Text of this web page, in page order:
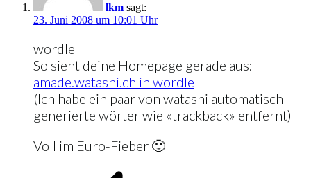
lkm sagt:
23. Juni 2008 um 10:01 Uhr
wordle
So sieht deine Homepage gerade aus:
amade.watashi.ch in wordle
(Ich habe ein paar von watashi automatisch
generierte wörter wie «trackback» entfernt)
Voll im Euro-Fieber 🙂